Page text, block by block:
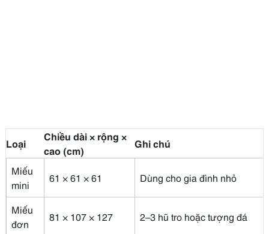
Loại
Chiều dài × rộng ×
cao (cm)
Ghi chú
Miếu
mini
61 × 61 × 61 Dùng cho gia đình nhỏ
Miếu
đơn
81 × 107 × 127 2–3 hũ tro hoặc tượng đá